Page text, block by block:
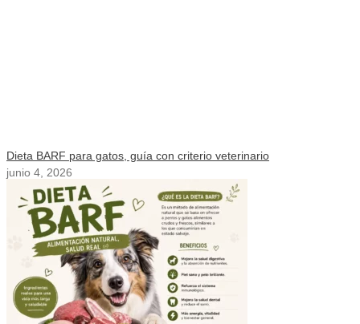
Dieta BARF para gatos, guía con criterio veterinario
junio 4, 2026